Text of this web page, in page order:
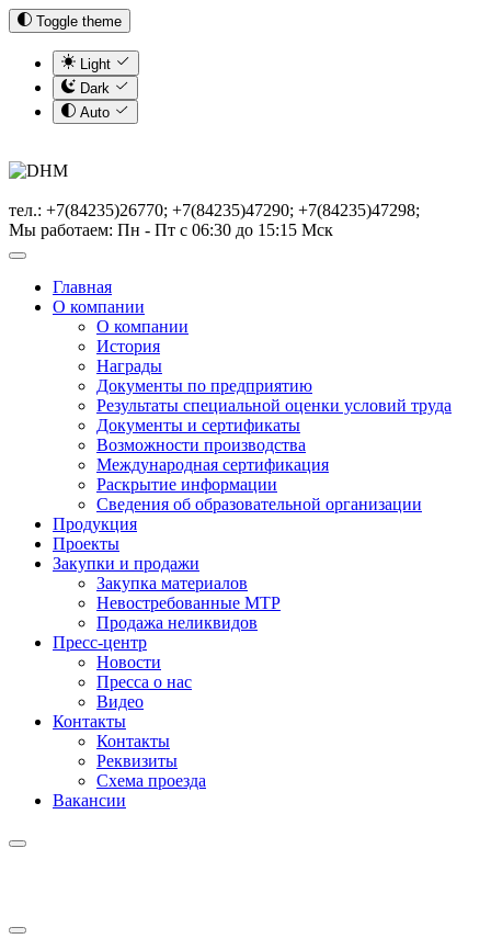
Toggle theme
Light
Dark
Auto
тел.: +7(84235)26770; +7(84235)47290; +7(84235)47298;
Мы работаем: Пн - Пт с 06:30 до 15:15 Мск
Главная
О компании
О компании
История
Награды
Документы по предприятию
Результаты специальной оценки условий труда
Документы и сертификаты
Возможности производства
Международная сертификация
Раскрытие информации
Сведения об образовательной организации
Продукция
Проекты
Закупки и продажи
Закупка материалов
Невостребованные МТР
Продажа неликвидов
Пресс-центр
Новости
Пресса о нас
Видео
Контакты
Контакты
Реквизиты
Схема проезда
Вакансии